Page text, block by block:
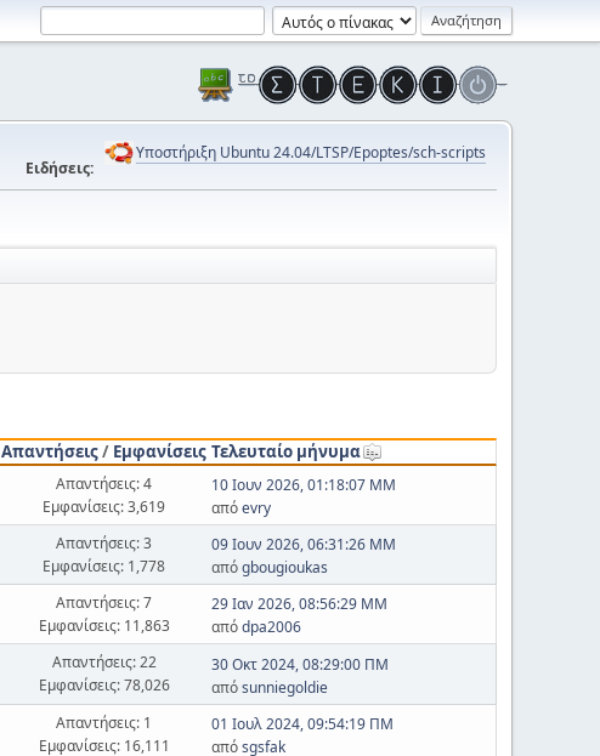
Ειδήσεις:
Υποστήριξη Ubuntu 24.04/LTSP/Epoptes/sch-scripts
Απαντήσεις/ Εμφανίσεις Τελευταίο μήνυμα
Απαντήσεις: 4
Εμφανίσεις: 3,619
10 Ιουν 2026, 01:18:07 ΜΜ
απόevry
Απαντήσεις: 3
Εμφανίσεις: 1,778
09 Ιουν 2026, 06:31:26 ΜΜ
απόgbougioukas
Απαντήσεις: 7
Εμφανίσεις: 11,863
29 Ιαν 2026, 08:56:29 ΜΜ
απόdpa2006
Απαντήσεις: 22
Εμφανίσεις: 78,026
30 Οκτ 2024, 08:29:00 ΠΜ
απόsunniegoldie
Απαντήσεις: 1
Εμφανίσεις: 16,111
01 Ιουλ 2024, 09:54:19 ΠΜ
απόsgsfak